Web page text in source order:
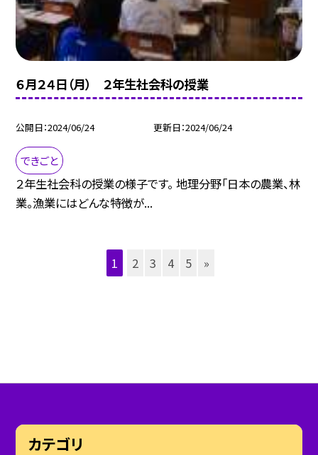
６月２４日（月） ２年生社会科の授業
公開日 2024/06/24 更新日 2024/06/24
できごと
２年生社会科の授業の様子です。 地理分野「日本の農業、林
業。漁業にはどんな特徴が...
1 2 3 4 5 »
カテゴリ